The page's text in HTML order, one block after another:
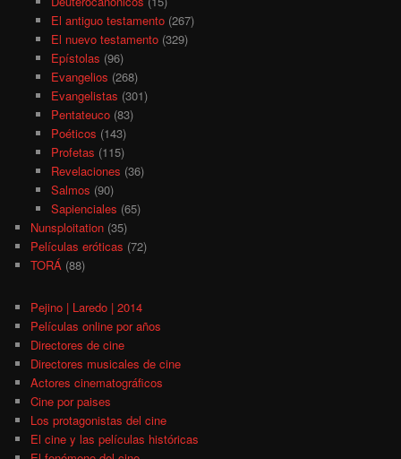
El antiguo testamento(267)
El nuevo testamento(329)
Epístolas (96)
Evangelios (268)
Evangelistas (301)
Pentateuco(83)
Poéticos (143)
Profetas (115)
Revelaciones (36)
Salmos (90)
Sapienciales (65)
Nunsploitation (35)
Películas eróticas (72)
TORÁ (88)
Pejino | Laredo | 2014
Películas online por años
Directores de cine
Directores musicales de cine
Actores cinematográficos
Cine por paises
Los protagonistas del cine
El cine y las películas históricas